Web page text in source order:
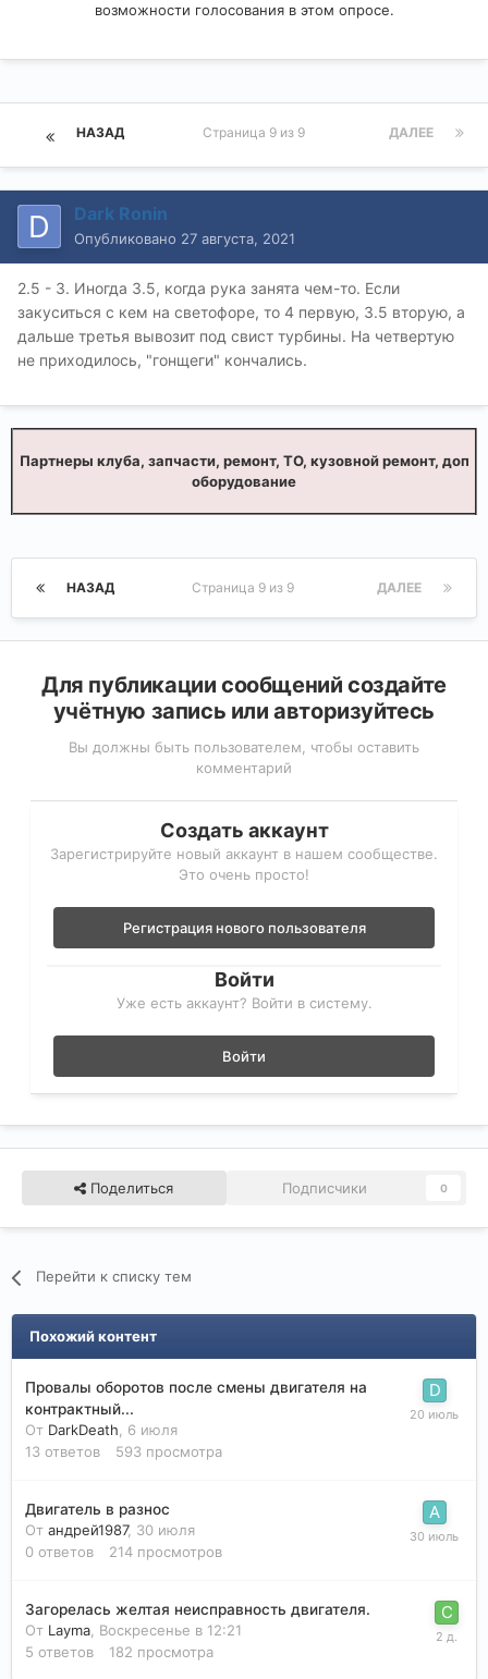
возможности голосования в этом опросе.
НАЗАД ДАЛЕЕ
Страница 9 из 9
Dark Ronin
Опубликовано 27 августа, 2021
2.5 - 3. Иногда 3.5, когда рука занята чем-то. Если
закуситься с кем на светофоре, то 4 первую, 3.5 вторую, а
дальше третья вывозит под свист турбины. На четвертую
не приходилось, "гонщеги" кончались.
Партнеры клуба, запчасти, ремонт, ТО, кузовной ремонт, доп
оборудование
НАЗАД ДАЛЕЕ
Страница 9 из 9
Для публикации сообщений создайте
учётную запись или авторизуйтесь
Вы должны быть пользователем, чтобы оставить
комментарий
Создать аккаунт
Зарегистрируйте новый аккаунт в нашем сообществе.
Это очень просто!
Регистрация нового пользователя
Войти
Уже есть аккаунт? Войти в систему.
Войти
Поделиться Подписчики 0
Перейти к списку тем
Похожий контент
Провалы оборотов после смены двигателя на
контрактный...
От DarkDeath, 6 июля
13 ответов 593 просмотра
Двигатель в разнос
От андрей1987, 30 июля
0 ответов 214 просмотров
Загорелась желтая неисправность двигателя.
От Layma, Воскресенье в 12:21
5 ответов 182 просмотра